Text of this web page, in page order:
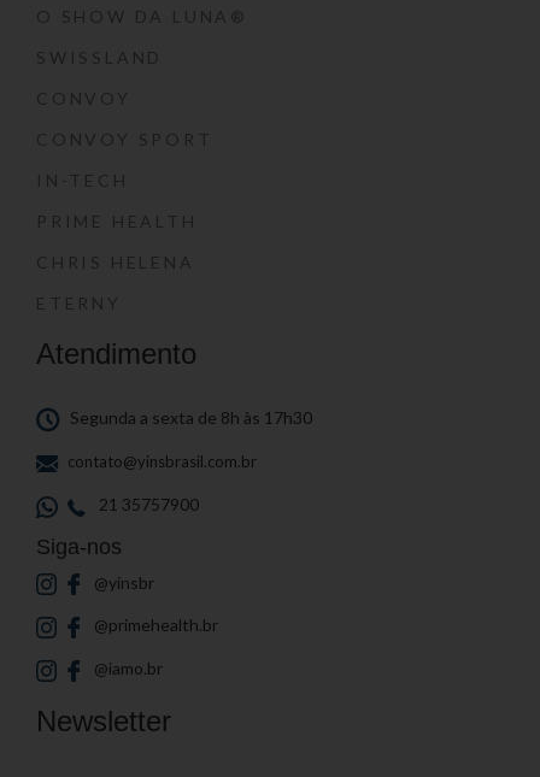
O SHOW DA LUNA®
SWISSLAND
CONVOY
CONVOY SPORT
IN-TECH
PRIME HEALTH
CHRIS HELENA
ETERNY
Atendimento
Segunda a sexta de 8h às 17h30
contato@yinsbrasil.com.br
21 35757900
Siga-nos
@yinsbr
@primehealth.br
@iamo.br
Newsletter